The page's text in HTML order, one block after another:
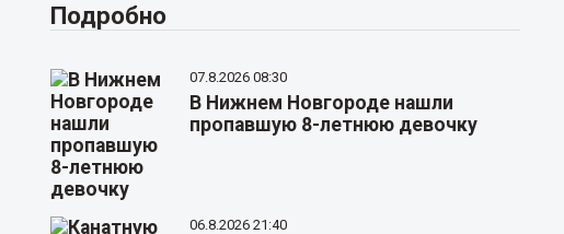
Подробно
07.8.2026 08:30
В Нижнем Новгороде нашли
пропавшую 8-летнюю девочку
06.8.2026 21:40